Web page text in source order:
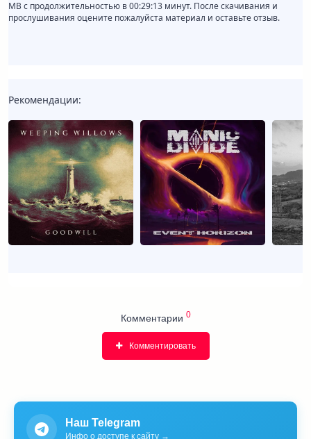
MB с продолжительностью в 00:29:13 минут. После скачивания и
прослушивания оцените пожалуйста материал и оставьте отзыв.
Рекомендации:
Комментарии 0
Комментировать
Наш Telegram
Инфо о доступе к сайту →